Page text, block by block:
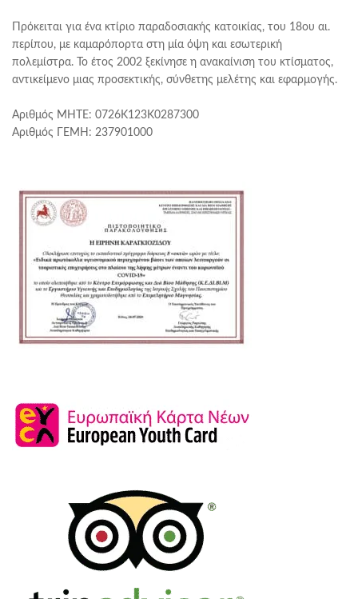
Πρόκειται για ένα κτίριο παραδοσιακής κατοικίας, του 18ου αι.
περίπου, με καμαρόπορτα στη μία όψη και εσωτερική
πολεμίστρα. Το έτος 2002 ξεκίνησε η ανακαίνιση του κτίσματος,
αντικείμενο μιας προσεκτικής, σύνθετης μελέτης και εφαρμογής.
Αριθμός ΜΗΤΕ: 0726Κ123Κ0287300
Αριθμός ΓΕΜΗ: 237901000